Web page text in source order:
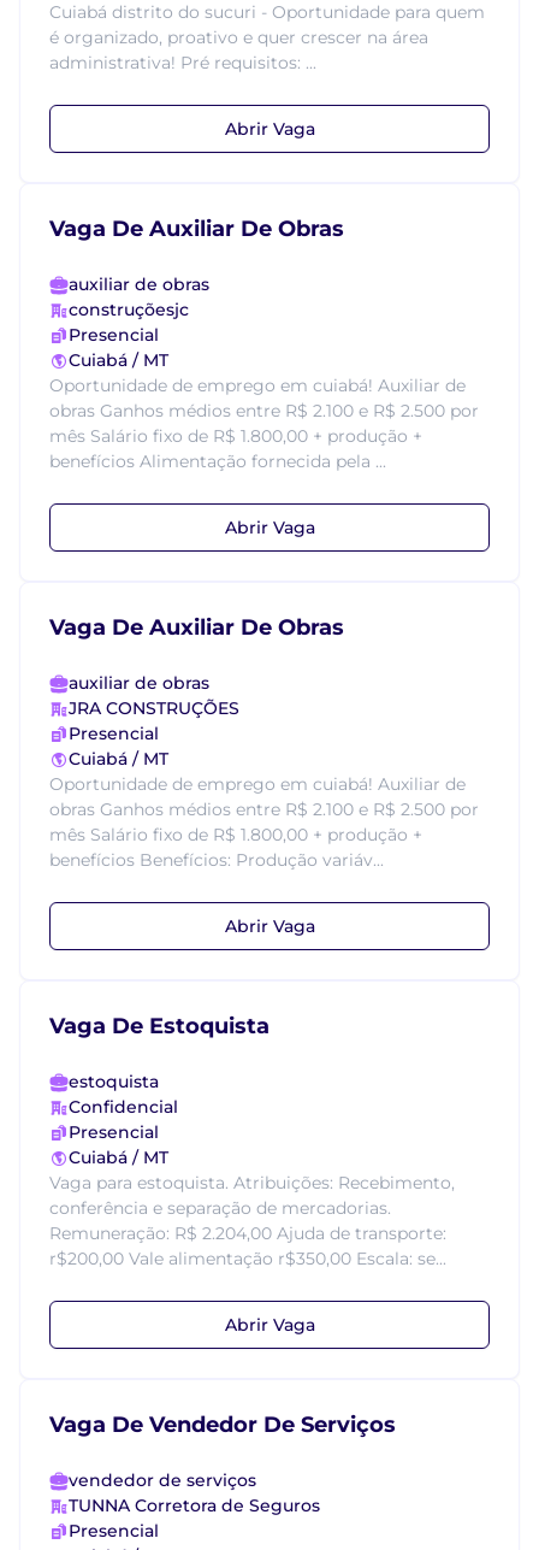
Cuiabá distrito do sucuri - Oportunidade para quem
é organizado, proativo e quer crescer na área
administrativa! Pré requisitos: ...
Abrir Vaga
Vaga De Auxiliar De Obras
auxiliar de obras
construçõesjc
Presencial
Cuiabá / MT
Oportunidade de emprego em cuiabá! Auxiliar de
obras Ganhos médios entre R$ 2.100 e R$ 2.500 por
mês Salário fixo de R$ 1.800,00 + produção +
benefícios Alimentação fornecida pela ...
Abrir Vaga
Vaga De Auxiliar De Obras
auxiliar de obras
JRA CONSTRUÇÕES
Presencial
Cuiabá / MT
Oportunidade de emprego em cuiabá! Auxiliar de
obras Ganhos médios entre R$ 2.100 e R$ 2.500 por
mês Salário fixo de R$ 1.800,00 + produção +
benefícios Benefícios: Produção variáv...
Abrir Vaga
Vaga De Estoquista
estoquista
Confidencial
Presencial
Cuiabá / MT
Vaga para estoquista. Atribuições: Recebimento,
conferência e separação de mercadorias.
Remuneração: R$ 2.204,00 Ajuda de transporte:
r$200,00 Vale alimentação r$350,00 Escala: se...
Abrir Vaga
Vaga De Vendedor De Serviços
vendedor de serviços
TUNNA Corretora de Seguros
Presencial